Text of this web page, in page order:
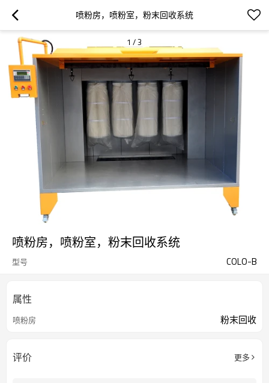
喷粉房，喷粉室，粉末回收系统
1 /3
喷粉房，喷粉室，粉末回收系统
型号 COLO-B
属性
喷粉房 粉末回收
评价 更多